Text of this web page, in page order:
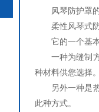
风琴防护罩
柔性风琴式
它的一个基
一种为缝制
种材料供您选择
另外一种是
此种方式。